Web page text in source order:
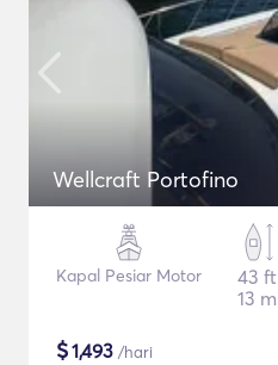
Wellcraft Portofino
Kapal Pesiar Motor
43 ft
13 m
$1,493 /hari